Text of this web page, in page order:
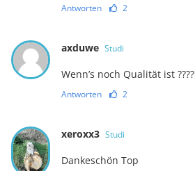
Antworten 2
axduwe Studi
Wenn’s noch Qualität ist ????
Antworten 2
xeroxx3 Studi
Dankeschön Top